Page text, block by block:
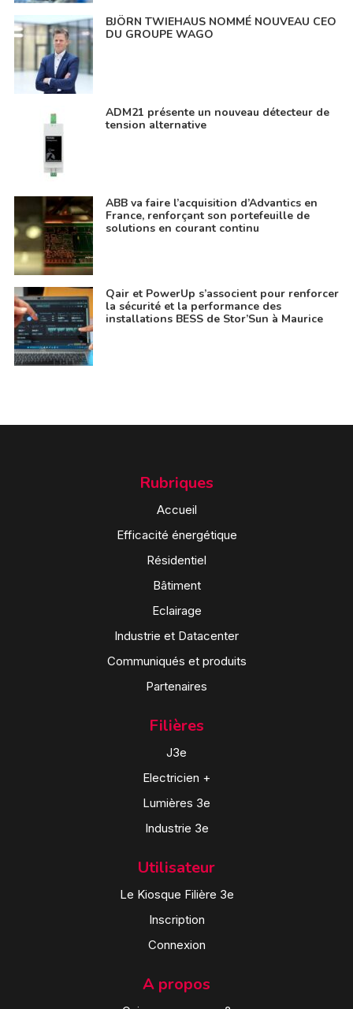
BJÖRN TWIEHAUS NOMMÉ NOUVEAU CEO
DU GROUPE WAGO
ADM21 présente un nouveau détecteur de
tension alternative
ABB va faire l’acquisition d’Advantics en
France, renforçant son portefeuille de
solutions en courant continu
Qair et PowerUp s’associent pour renforcer
la sécurité et la performance des
installations BESS de Stor’Sun à Maurice
Rubriques
Accueil
Efficacité énergétique
Résidentiel
Bâtiment
Eclairage
Industrie et Datacenter
Communiqués et produits
Partenaires
Filières
J3e
Electricien +
Lumières 3e
Industrie 3e
Utilisateur
Le Kiosque Filière 3e
Inscription
Connexion
A propos